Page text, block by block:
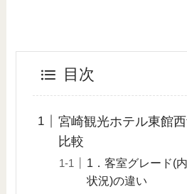
目次
宮崎観光ホテル東館
比較
1．客室グレード(
状況)の違い